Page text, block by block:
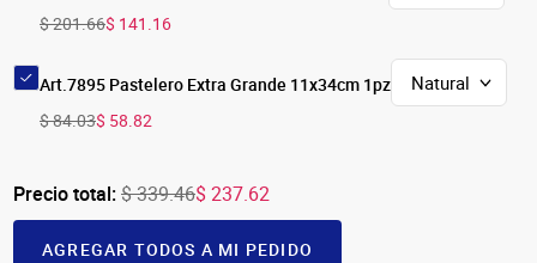
$ 201.66$ 141.16
Art.7895 Pastelero Extra Grande 11x34cm 1pz
$ 84.03$ 58.82
Precio total: $ 237.62
$ 339.46
AGREGAR TODOS A MI PEDIDO